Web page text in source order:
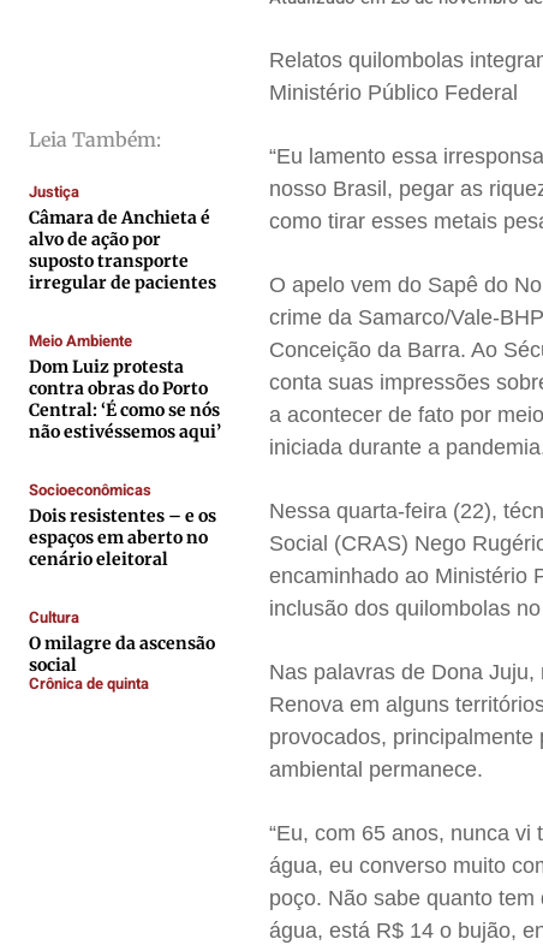
Economia
Colunas
Caetano Roque
Gustavo Bastos
Wanda Sily
Publicidade Legal
Quem Somos
Contato
Anuncie
Economia
Colunas
Caetano Roque
Gustavo Bastos
Wanda Sily
Publicidade Legal
Quem Somos
Contato
Anuncie
Economia
Colunas
Caetano Roque
Gustavo Bastos
Wanda Sily
Publicidade Legal
Quem Somos
Contato
Anuncie
Economia
Colunas
Caetano Roque
Gustavo Bastos
Wanda Sily
Publicidade Legal
Quem Somos
Contato
Anuncie
Leia Também:
Justiça
Câmara de Anchieta é
alvo de ação por
suposto transporte
irregular de pacientes
Meio Ambiente
Dom Luiz protesta
contra obras do Porto
Central: ‘É como se nós
não estivéssemos aqui’
Socioeconômicas
Dois resistentes – e os
espaços em aberto no
cenário eleitoral
Cultura
O milagre da ascensão
social
Crônica de quinta
Relatos quilombolas
Ministério Público Federal
“Eu lamento essa
nosso Brasil, pegar as
como tirar esses metais
O apelo vem do Sapê do
crime da Samarco/Vale-
Conceição da Barra. Ao
conta suas impressões
a acontecer de fato por
iniciada durante a
Nessa quarta-feira (22),
Social (CRAS) Nego
encaminhado ao Ministério
inclusão dos quilombolas
Nas palavras de Dona
Renova em alguns
provocados,
ambiental permanece.
“Eu, com 65 anos, nunca
água, eu converso muito
poço. Não sabe quanto tem
água, está R$ 14 o bujão,